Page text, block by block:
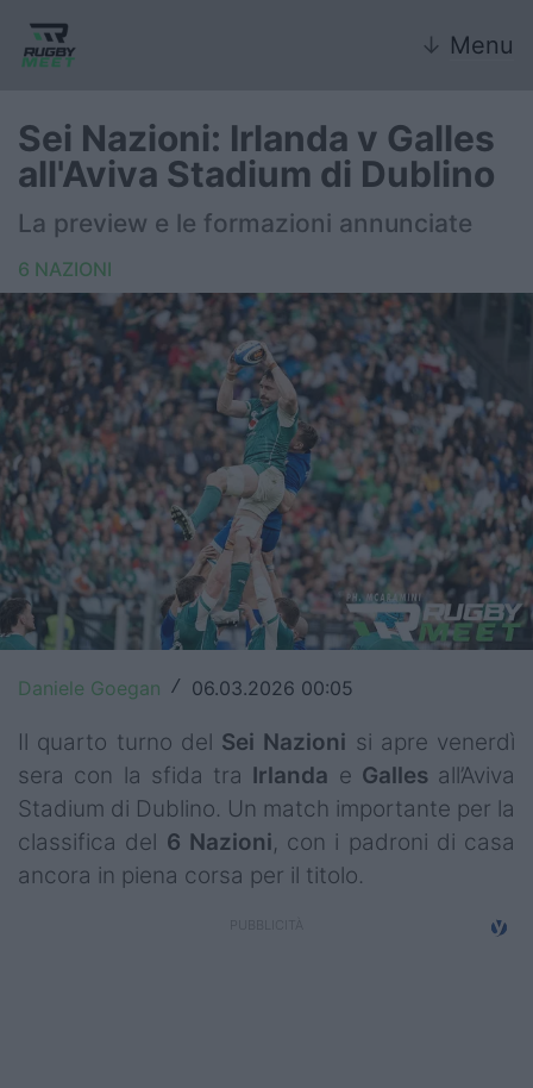
↓ Menu
Rugby Sevens
FIR
Internazionale
6 Nazioni
United Rugby Championship
Top14
Premiership
Champions Cup
World Rugby
Rugby World Cup
Super Rugby
Sei Nazioni: Irlanda v Galles
all'Aviva Stadium di Dublino
La preview e le formazioni annunciate
6 NAZIONI
Daniele Goegan / 06.03.2026 00:05
Il quarto turno del Sei Nazioni si apre venerdì
sera con la sfida tra Irlanda e Gallesall’Aviva
Stadium di Dublino. Un match importante per la
classifica del 6 Nazioni, con i padroni di casa
ancora in piena corsa per il titolo.